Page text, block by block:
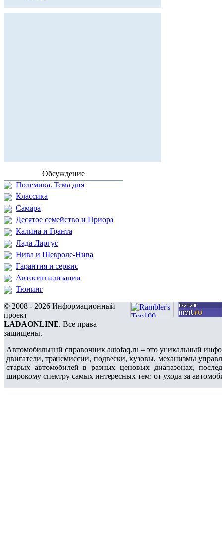
Обсуждение
Полемика. Тема дня
Классика
Самара
Десятое семейство и Приора
Калина и Гранта
Лада Ларгус
Нива и Шевроле-Нива
Гарантия и сервис
Автосигнализации
Тюнинг
© 2008 - 2026 Информационный
проект
LADAONLINE. Все права
защищены.
Автомобильный справочник autofaq.ru – это уникальный
двигатели, трансмиссии, подвески, кузовы, механизмы
старых автомобилей в разных ценовых диапазонах,
широкому спектру самых интересных тем: от ухода за